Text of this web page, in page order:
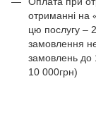
отриманні на
цю послугу –
замовлення
замовлень до
10 000грн)